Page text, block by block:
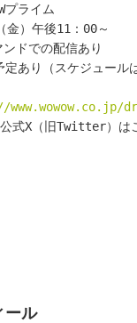
プライム
午後11：00～
での配信あり
スケジュールは公
公式X（旧Twitter）
ール